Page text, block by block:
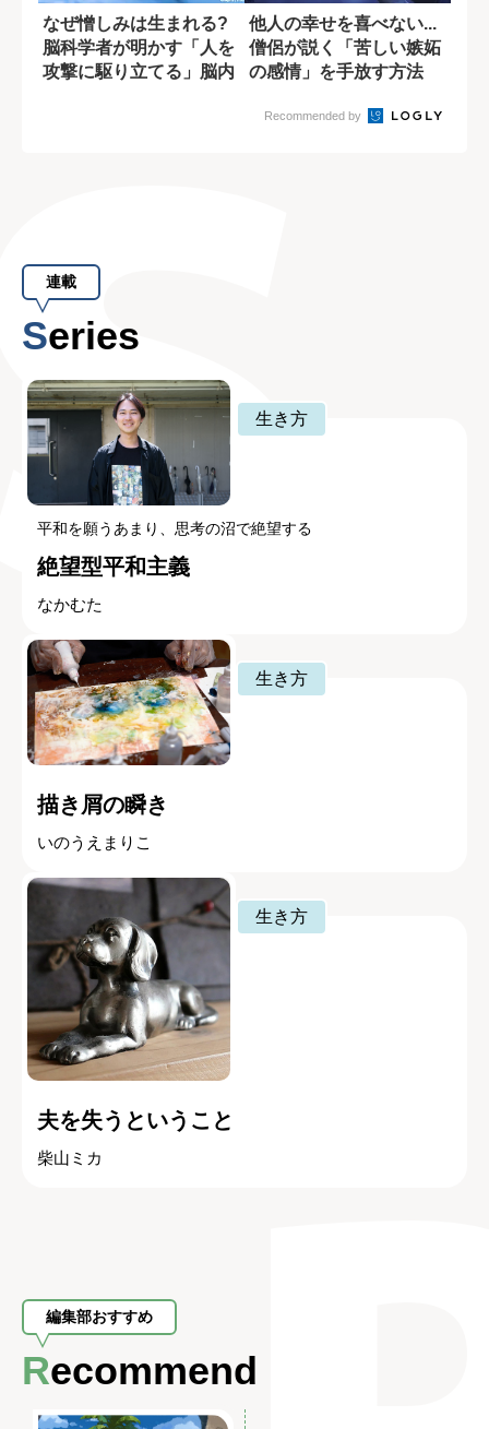
なぜ憎しみは生まれる?
脳科学者が明かす「人を
攻撃に駆り立てる」脳内
他人の幸せを喜べない...
僧侶が説く「苦しい嫉妬
の感情」を手放す方法
Recommended by
連載
Series
生き方
平和を願うあまり、思考の沼で絶望する
絶望型平和主義
なかむた
生き方
描き屑の瞬き
いのうえまりこ
生き方
夫を失うということ
柴山ミカ
編集部おすすめ
Recommend